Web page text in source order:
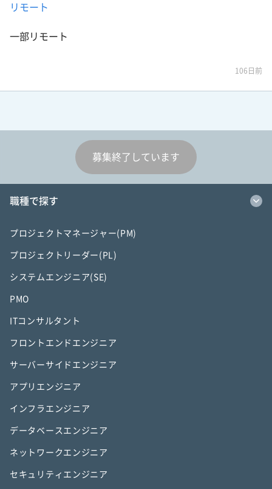
リモート
一部リモート
106日前
募集終了しています
職種で探す
プロジェクトマネージャー(PM)
プロジェクトリーダー(PL)
システムエンジニア(SE)
PMO
ITコンサルタント
フロントエンドエンジニア
サーバーサイドエンジニア
アプリエンジニア
インフラエンジニア
データベースエンジニア
ネットワークエンジニア
セキュリティエンジニア